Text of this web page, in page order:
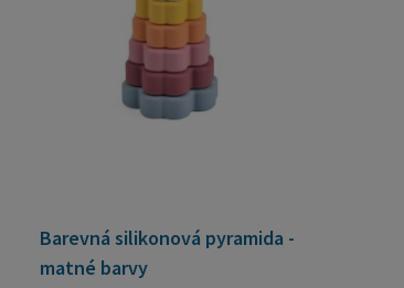
Barevná silikonová pyramida -
matné barvy